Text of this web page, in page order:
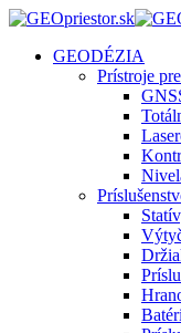
GEODÉZIA
Prístroje